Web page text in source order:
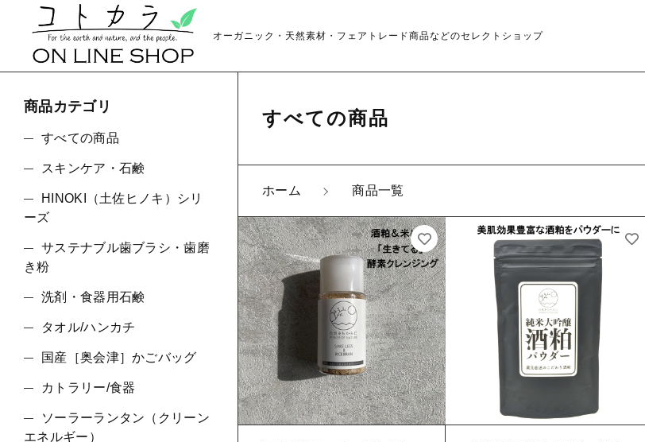
オーガニック・天然素材・フェアトレード商品などのセレクトショップ
すべての商品
ホーム 商品一覧
商品カテゴリ
すべての商品
スキンケア・石鹸
HINOKI（土佐ヒノキ）シリ
ーズ
サステナブル歯ブラシ・歯磨
き粉
洗剤・食器用石鹸
タオル/ハンカチ
国産［奥会津］かごバッグ
カトラリー/食器
ソーラーランタン（クリーン
エネルギー）
親カテゴリ
～
その他
在庫あり
並び順